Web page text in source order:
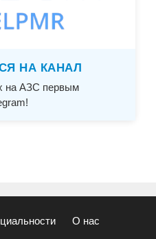
НА КАНАЛ
на АЗС первым
О нас